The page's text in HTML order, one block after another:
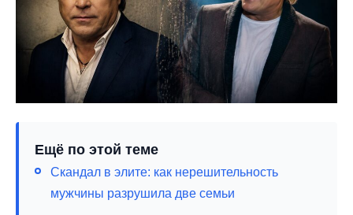
Ещё по этой теме
Скандал в элите: как нерешительность
мужчины разрушила две семьи